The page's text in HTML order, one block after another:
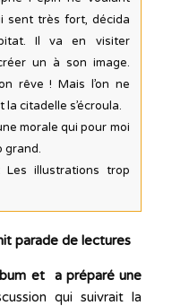
sent très fort, décida
Il va en visiter
un à son image.
rêve ! Mais l’on ne
citadelle s’écroula.
morale qui pour moi
grand.
Les illustrations trop
parade de lectures
et a préparé une
qui suivrait la